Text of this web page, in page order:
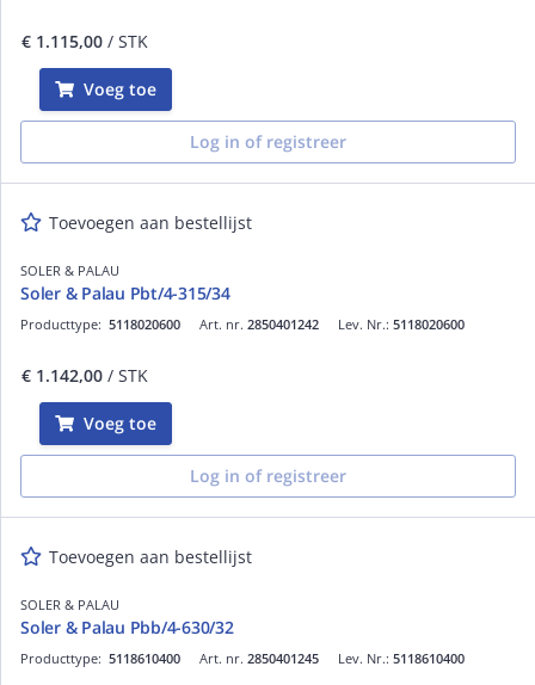
€ 1.115,00 / STK
Voeg toe
Log in of registreer
Toevoegen aan bestellijst
SOLER & PALAU
Soler & Palau Pbt/4-315/34
Art. nr. 2850401242
Producttype: 5118020600 Lev. Nr.: 5118020600
€ 1.142,00 / STK
Voeg toe
Log in of registreer
Toevoegen aan bestellijst
SOLER & PALAU
Soler & Palau Pbb/4-630/32
Art. nr. 2850401245
Producttype: 5118610400 Lev. Nr.: 5118610400